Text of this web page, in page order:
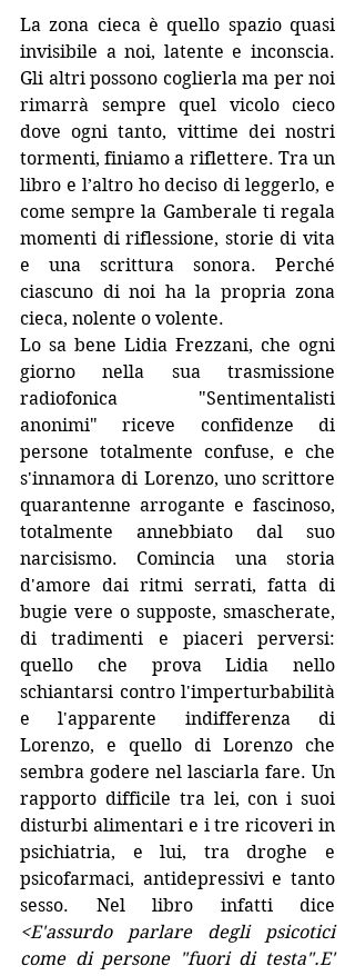
La zona cieca è quello spazio quasi
invisibile a noi, latente e inconscia.
Gli altri possono coglierla ma per noi
rimarrà sempre quel vicolo cieco
dove ogni tanto, vittime dei nostri
tormenti, finiamo a riflettere. Tra un
libro e l’altro ho deciso di leggerlo, e
come sempre la Gamberale ti regala
momenti di riflessione, storie di vita
e una scrittura sonora. Perché
ciascuno di noi ha la propria zona
cieca, nolente o volente.
Lo sa bene Lidia Frezzani, che ogni
giorno nella sua trasmissione
radiofonica "Sentimentalisti
anonimi" riceve confidenze di
persone totalmente confuse, e che
s'innamora di Lorenzo, uno scrittore
quarantenne arrogante e fascinoso,
totalmente annebbiato dal suo
narcisismo. Comincia una storia
d'amore dai ritmi serrati, fatta di
bugie vere o supposte, smascherate,
di tradimenti e piaceri perversi:
quello che prova Lidia nello
schiantarsi contro l'imperturbabilità
e l'apparente indifferenza di
Lorenzo, e quello di Lorenzo che
sembra godere nel lasciarla fare. Un
rapporto difficile tra lei, con i suoi
disturbi alimentari e i tre ricoveri in
psichiatria, e lui, tra droghe e
psicofarmaci, antidepressivi e tanto
<E'assurdo parlare degli psicotici
come di persone "fuori di testa".E'